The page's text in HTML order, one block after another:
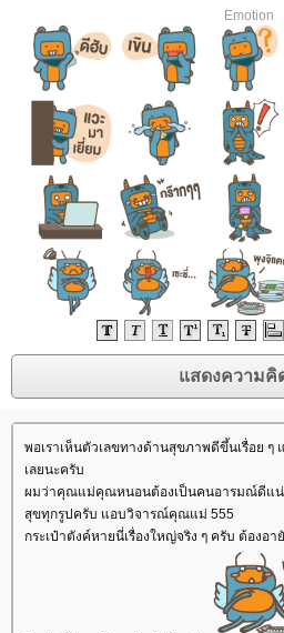
Emotion
พอเราเห็นตัวเลขทางด้านสุขภาพดีขึ้นเรื่อย
เลยนะครับ
ผมว่าคุณแม่คุณหนอนต้องเป็นคนอารมณ์ดีแน่
สุขทุกรูปครับ แอบวิจารณ์คุณแม่ 555
กระเป๋าตังค์หายนี่เรื่องใหญ่จริง ๆ ครับ ต้อง